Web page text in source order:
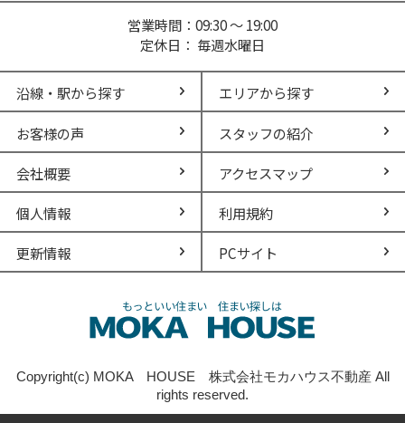
営業時間：09:30 ～ 19:00
定休日： 毎週水曜日
沿線・駅から探す エリアから探す
お客様の声 スタッフの紹介
会社概要 アクセスマップ
個人情報 利用規約
更新情報 PCサイト
Copyright(c) MOKA HOUSE 株式会社モカハウス不動産 All
rights reserved.